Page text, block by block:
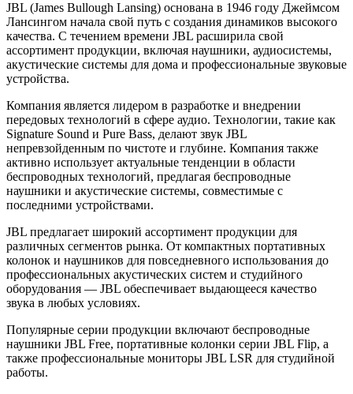
JBL (James Bullough Lansing) основана в 1946 году Джеймсом
Лансингом начала свой путь с создания динамиков высокого
качества. С течением времени JBL расширила свой
ассортимент продукции, включая наушники, аудиосистемы,
акустические системы для дома и профессиональные звуковые
устройства.
Компания является лидером в разработке и внедрении
передовых технологий в сфере аудио. Технологии, такие как
Signature Sound и Pure Bass, делают звук JBL
непревзойденным по чистоте и глубине. Компания также
активно использует актуальные тенденции в области
беспроводных технологий, предлагая беспроводные
наушники и акустические системы, совместимые с
последними устройствами.
JBL предлагает широкий ассортимент продукции для
различных сегментов рынка. От компактных портативных
колонок и наушников для повседневного использования до
профессиональных акустических систем и студийного
оборудования — JBL обеспечивает выдающееся качество
звука в любых условиях.
Популярные серии продукции включают беспроводные
наушники JBL Free, портативные колонки серии JBL Flip, а
также профессиональные мониторы JBL LSR для студийной
работы.